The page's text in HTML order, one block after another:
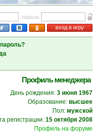
пароль
вход в игру
Профиль менеджера
День рождения: 3 июня 1967
Образование: высшее
Пол: мужской
регистрации: 15 октября 2008
Профиль на форуме